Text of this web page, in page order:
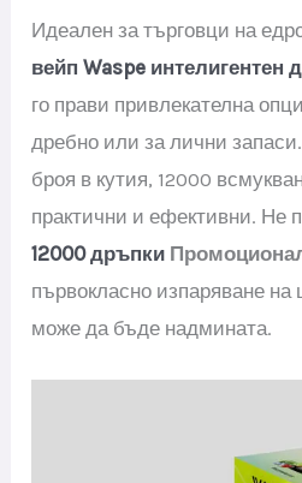
Идеален за търговци на
вейп Waspe интелигентен
го прави привлекателна
дребно или за лични
броя в кутия, 12000
практични и ефективни. Не
12000 дръпки
първокласно изпаряване на
може да бъде надмината.